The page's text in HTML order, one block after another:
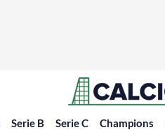
Serie B Serie C Champions